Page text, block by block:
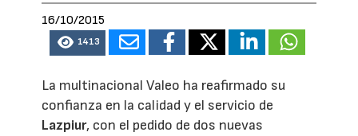
16/10/2015
1413
La multinacional Valeo ha reafirmado su
confianza en la calidad y el servicio de
Lazpiur, con el pedido de dos nuevas